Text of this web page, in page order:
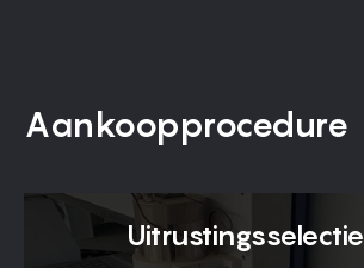
Aankoopprocedure
Uitrustingsselectie